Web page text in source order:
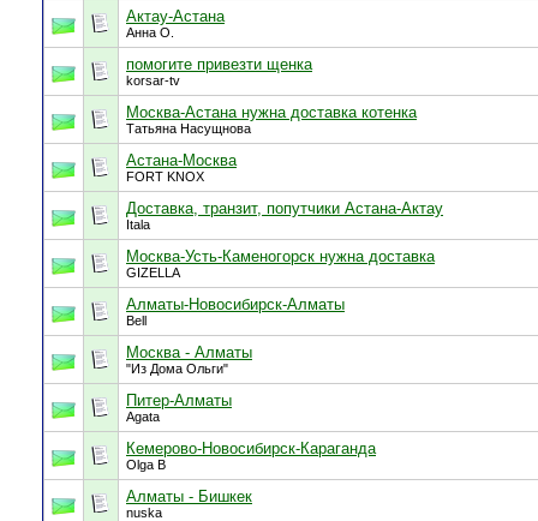
Актау-Астана
Анна О.
помогите привезти щенка
korsar-tv
Москва-Астана нужна доставка котенка
Татьяна Насущнова
Астана-Москва
FORT KNOX
Доставка, транзит, попутчики Астана-Актау
Itala
Москва-Усть-Каменогорск нужна доставка
GIZELLA
Алматы-Новосибирск-Алматы
Bell
Москва - Алматы
"Из Дома Ольги"
Питер-Алматы
Agata
Кемерово-Новосибирск-Караганда
Olga B
Алматы - Бишкек
nuska